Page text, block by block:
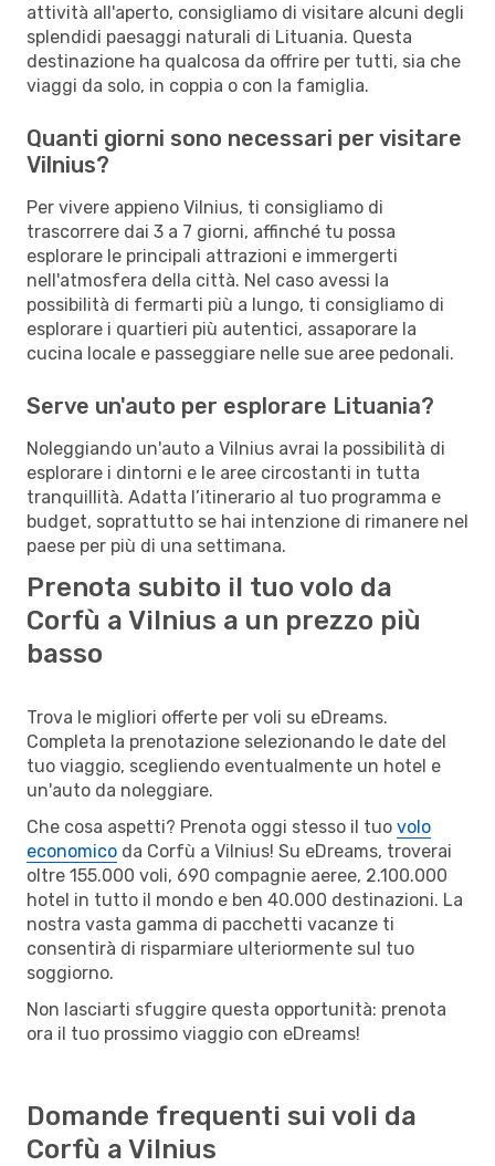
attività all'aperto, consigliamo di visitare alcuni degli
splendidi paesaggi naturali di Lituania. Questa
destinazione ha qualcosa da offrire per tutti, sia che
viaggi da solo, in coppia o con la famiglia.
Quanti giorni sono necessari per visitare
Vilnius?
Per vivere appieno Vilnius, ti consigliamo di
trascorrere dai 3 a 7 giorni, affinché tu possa
esplorare le principali attrazioni e immergerti
nell'atmosfera della città. Nel caso avessi la
possibilità di fermarti più a lungo, ti consigliamo di
esplorare i quartieri più autentici, assaporare la
cucina locale e passeggiare nelle sue aree pedonali.
Serve un'auto per esplorare Lituania?
Noleggiando un'auto a Vilnius avrai la possibilità di
esplorare i dintorni e le aree circostanti in tutta
tranquillità. Adatta l’itinerario al tuo programma e
budget, soprattutto se hai intenzione di rimanere nel
paese per più di una settimana.
Prenota subito il tuo volo da
Corfù a Vilnius a un prezzo più
basso
Trova le migliori offerte per voli su eDreams.
Completa la prenotazione selezionando le date del
tuo viaggio, scegliendo eventualmente un hotel e
un'auto da noleggiare.
Che cosa aspetti? Prenota oggi stesso il tuo volo
economico da Corfù a Vilnius! Su eDreams, troverai
oltre 155.000 voli, 690 compagnie aeree, 2.100.000
hotel in tutto il mondo e ben 40.000 destinazioni. La
nostra vasta gamma di pacchetti vacanze ti
consentirà di risparmiare ulteriormente sul tuo
soggiorno.
Non lasciarti sfuggire questa opportunità: prenota
ora il tuo prossimo viaggio con eDreams!
Domande frequenti sui voli da
Corfù a Vilnius